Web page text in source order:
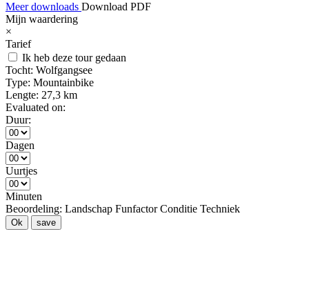
Meer downloads Download PDF
Mijn waardering
×
Tarief
Ik heb deze tour gedaan
Tocht: Wolfgangsee
Type: Mountainbike
Lengte: 27,3 km
Evaluated on:
Duur:
Dagen
Uurtjes
Minuten
Beoordeling: Landschap Funfactor Conditie Techniek
Ok save